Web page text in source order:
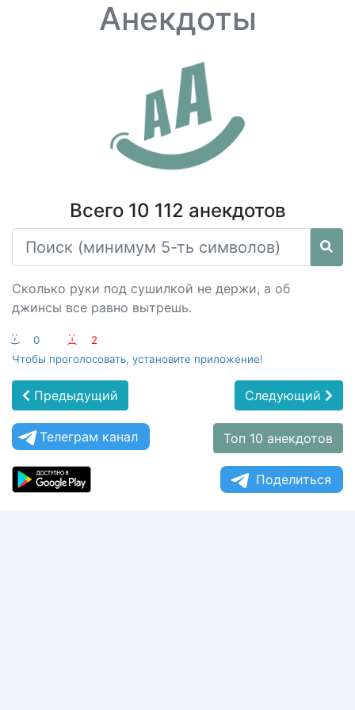
Анекдоты
Всего 10 112 анекдотов
Сколько руки под сушилкой не держи, а об
джинсы все равно вытрешь.
:-) 0 :-(
2
Чтобы проголосовать, установите приложение!
Предыдущий Следующий
Телеграм канал Топ 10 анекдотов
Поделиться